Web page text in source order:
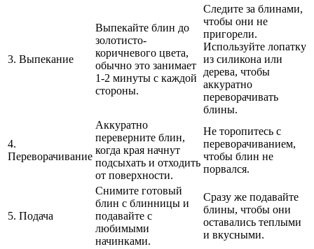
3. Выпекание
Выпекайте блин до
золотисто-
коричневого цвета,
обычно это занимает
1-2 минуты с каждой
стороны.
Следите за блинами,
чтобы они не
пригорели.
Используйте лопатку
из силикона или
дерева, чтобы
аккуратно
переворачивать
блины.
4.
Переворачивание
Аккуратно
переверните блин,
когда края начнут
подсыхать и отходить
от поверхности.
Не торопитесь с
переворачиванием,
чтобы блин не
порвался.
5. Подача
Снимите готовый
блин с блинницы и
подавайте с
любимыми
начинками.
Сразу же подавайте
блины, чтобы они
оставались теплыми
и вкусными.